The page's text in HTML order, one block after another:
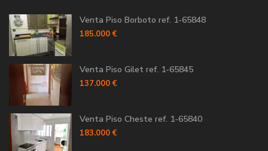
Venta Piso Borboto ref. 1-65848
185.000 €
Venta Piso Gilet ref. 1-65845
137.000 €
Venta Piso Cheste ref. 1-65840
183.000 €